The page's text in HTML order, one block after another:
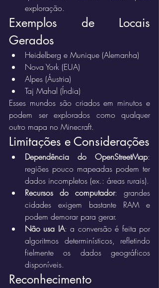
exploração.
Exemplos de Locais
Gerados
Heidelberg e Munique (Alemanha)
Nova York (EUA)
Alpes (Áustria)
Taj Mahal (Índia)
Esses mundos são criados em minutos e
podem ser explorados como qualquer
outro mapa no Minecraft.
Limitações e Considerações
Dependência do OpenStreetMap:
regiões pouco mapeadas podem ter
dados incompletos (ex.: áreas rurais).
Recursos do computador: grandes
cidades exigem bastante RAM e
podem demorar para gerar.
Não usa IA: a conversão é feita por
algoritmos determinísticos, refletindo
fielmente os dados geográficos
disponíveis.
Reconhecimento